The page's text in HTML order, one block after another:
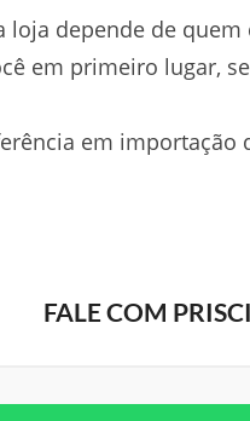
loja depende de
em primeiro lugar,
em importação
FALE COM